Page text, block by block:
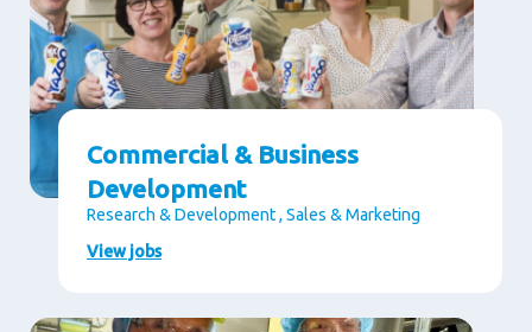
Commercial & Business
Development
Research & Development , Sales & Marketing
View jobs